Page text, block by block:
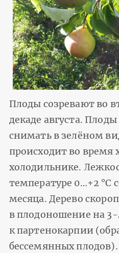
Плоды созревают во
декаде августа.
снимать в зелёном
происходит во время
холодильнике.
температуре 0…+2 °С
месяца. Дерево
в плодоношение на 3-
к партенокарпии
бессемянных плодов).